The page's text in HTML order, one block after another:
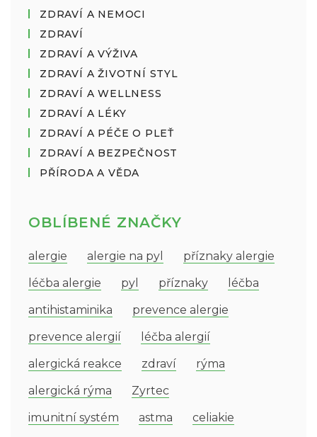
ZDRAVÍ A NEMOCI
ZDRAVÍ
ZDRAVÍ A VÝŽIVA
ZDRAVÍ A ŽIVOTNÍ STYL
ZDRAVÍ A WELLNESS
ZDRAVÍ A LÉKY
ZDRAVÍ A PÉČE O PLEŤ
ZDRAVÍ A BEZPEČNOST
PŘÍRODA A VĚDA
OBLÍBENÉ ZNAČKY
alergie alergie na pyl
příznaky alergie
léčba alergie
pyl příznaky
léčba
antihistaminika
prevence alergie
prevence alergií
léčba alergií
alergická reakce
zdraví
rýma
alergická rýma
Zyrtec
imunitní systém
astma
celiakie